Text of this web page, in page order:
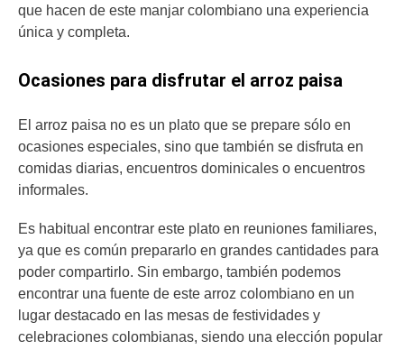
que hacen de este manjar colombiano una experiencia
única y completa.
Ocasiones para disfrutar el arroz paisa
El arroz paisa no es un plato que se prepare sólo en
ocasiones especiales, sino que también se disfruta en
comidas diarias, encuentros dominicales o encuentros
informales.
Es habitual encontrar este plato en reuniones familiares,
ya que es común prepararlo en grandes cantidades para
poder compartirlo. Sin embargo, también podemos
encontrar una fuente de este arroz colombiano en un
lugar destacado en las mesas de festividades y
celebraciones colombianas, siendo una elección popular